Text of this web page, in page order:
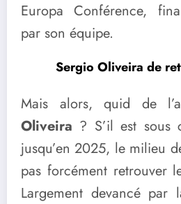
Europa Conférence,
par son équipe.
Sergio Oliveira de
Mais alors, quid de
Oliveira ? S’il est sous
jusqu’en 2025, le milieu
pas forcément retrouver
Largement devancé